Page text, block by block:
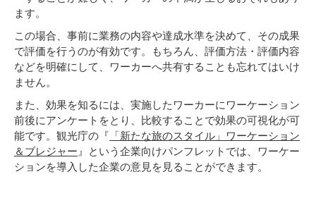
ます。
この場合、事前に業務の内容や達成水準を決めて、その成果
で評価を行うのが有効です。もちろん、評価方法・評価内容
などを明確にして、ワーカーへ共有することも忘れてはいけ
ません。
また、効果を知るには、実施したワーカーにワーケーション
前後にアンケートをとり、比較することで効果の可視化が可
能です。観光庁の『 「新たな旅のスタイル」ワーケーション
＆ブレジャー 』という企業向けパンフレットでは、ワーケー
ションを導入した企業の意見を見ることができます。